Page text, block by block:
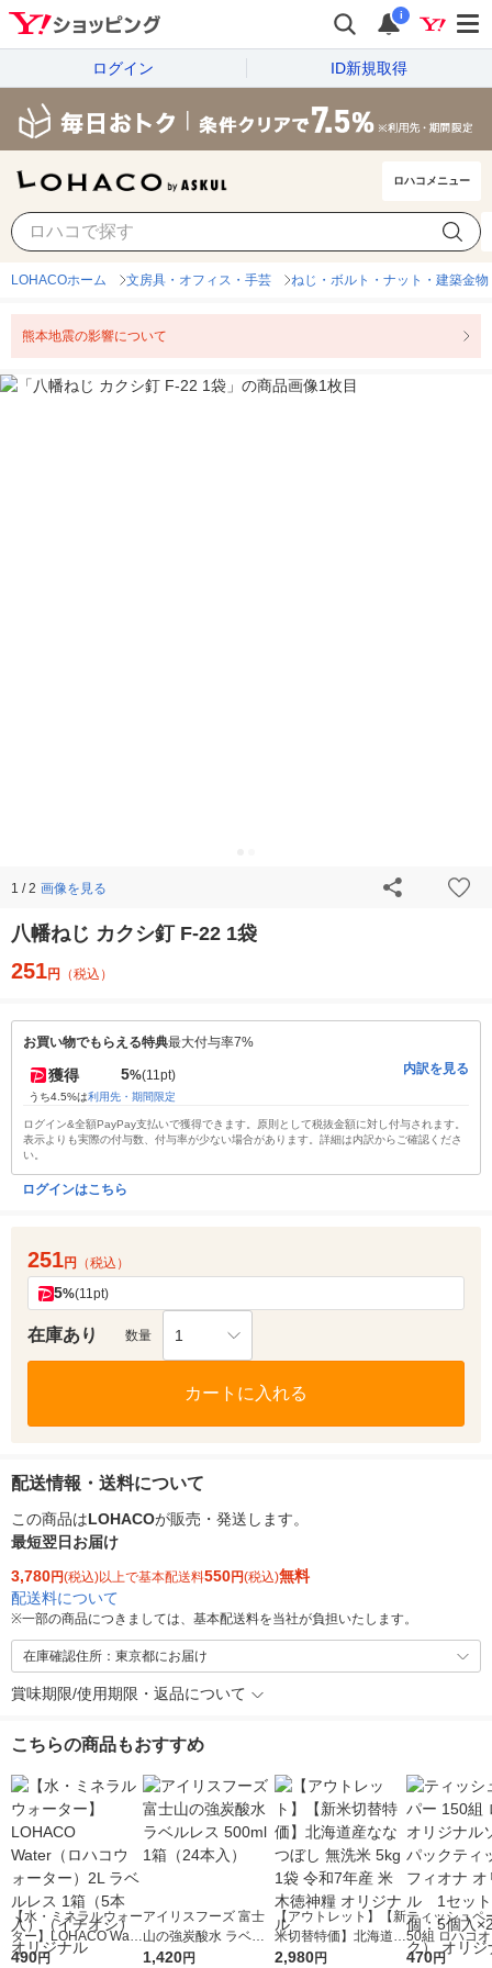
i
ログイン ID新規取得
ロハコメニュー
LOHACOホーム 文房具・オフィス・手芸 ねじ・ボルト・ナット・建築金物
熊本地震の影響について
1 / 2 画像を見る
八幡ねじ カクシ釘 F-22 1袋
251円 （税込）
お買い物でもらえる特典最大付与率7%
獲得 5%(11pt)
うち4.5%は利用先・期間限定
内訳を見る
ログイン&全額PayPay支払いで獲得できます。原則として税抜金額に対し付与されます。
表示よりも実際の付与数、付与率が少ない場合があります。詳細は内訳からご確認くださ
い。
ログインはこちら
251円 （税込）
5%(11pt)
在庫あり 数量 1
カートに入れる
配送情報・送料について
この商品はLOHACOが販売・発送します。
最短翌日お届け
3,780円(税込)以上で基本配送料550円(税込)無料
配送料について
※一部の商品につきましては、基本配送料を当社が負担いたします。
在庫確認住所：東京都にお届け
賞味期限/使用期限・返品について
こちらの商品もおすすめ
【水・ミネラルウォー
ター】LOHACO Wate
r（ロハコウォータ
490円
アイリスフーズ 富士
山の強炭酸水 ラベル
レス 500ml 1箱（24
1,420円
【アウトレット】【新
米切替特価】北海道産
ななつぼし 無洗米 5k
2,980円
ティッシュペ
50組 ロハコ
ルソフトパッ
470円